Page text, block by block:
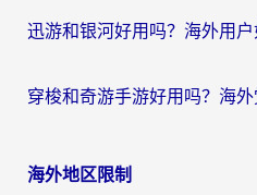
海外地区限制